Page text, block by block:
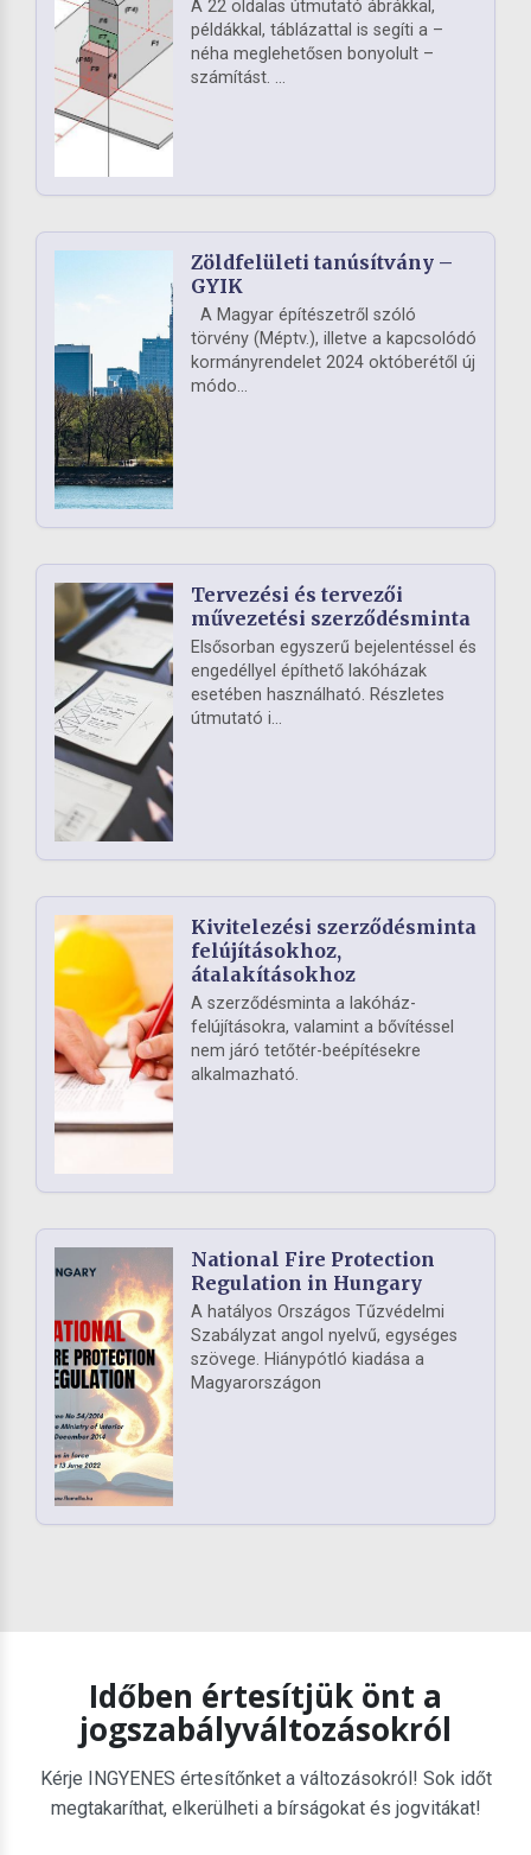
A 22 oldalas útmutató ábrákkal,
példákkal, táblázattal is segíti a –
néha meglehetősen bonyolult –
számítást. ...
Zöldfelületi tanúsítvány –
GYIK
A Magyar építészetről szóló
törvény (Méptv.), illetve a kapcsolódó
kormányrendelet 2024 októberétől új
módo...
Tervezési és tervezői
művezetési szerződésminta
Elsősorban egyszerű bejelentéssel és
engedéllyel építhető lakóházak
esetében használható. Részletes
útmutató i...
Kivitelezési szerződésminta
felújításokhoz,
átalakításokhoz
A szerződésminta a lakóház-
felújításokra, valamint a bővítéssel
nem járó tetőtér-beépítésekre
alkalmazható.
National Fire Protection
Regulation in Hungary
A hatályos Országos Tűzvédelmi
Szabályzat angol nyelvű, egységes
szövege. Hiánypótló kiadása a
Magyarországon
Időben értesítjük önt a
jogszabályváltozásokról
Kérje INGYENES értesítőnket a változásokról! Sok időt
megtakaríthat, elkerülheti a bírságokat és jogvitákat!